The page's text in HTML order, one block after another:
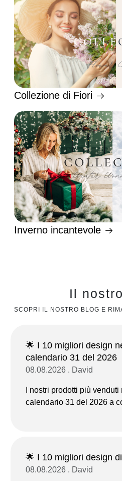
Collezione di Fiori
Inverno incantevole
Il
SCOPRI IL NOSTRO BLOG E
🌟 I 10 migliori design
calendario 31 del 2026
08.08.2026 . David
I nostri prodotti più
calendario 31 del 2026 a
🌟 I 10 migliori design
08.08.2026 . David